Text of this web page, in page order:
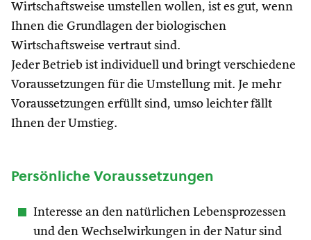
Wirtschaftsweise umstellen wollen, ist es gut, wenn
Ihnen die Grundlagen der biologischen
Wirtschaftsweise vertraut sind.
Jeder Betrieb ist individuell und bringt verschiedene
Voraussetzungen für die Umstellung mit. Je mehr
Voraussetzungen erfüllt sind, umso leichter fällt
Ihnen der Umstieg.
Persönliche Voraussetzungen
Interesse an den natürlichen Lebensprozessen
und den Wechselwirkungen in der Natur sind